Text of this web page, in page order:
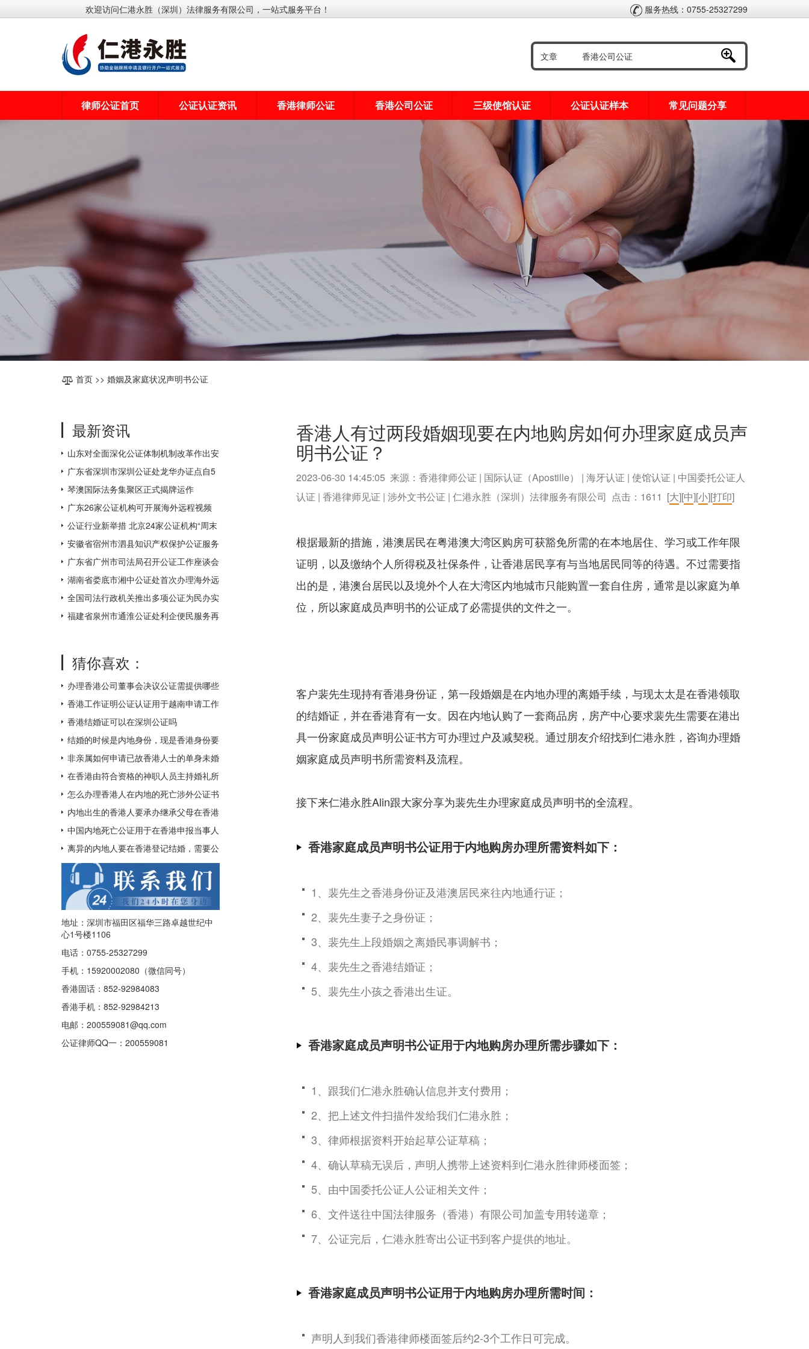
欢迎访问仁港永胜（深圳）法律服务有限公司，一站式服务平台！ 服务热线：0755-25327299
律师公证首页 公证认证资讯 香港律师公证 香港公司公证 三级使馆认证 公证认证样本 常见问题分享
首页 >> 婚姻及家庭状况声明书公证
最新资讯
山东对全面深化公证体制机制改革作出安
排部署
广东省深圳市深圳公证处龙华办证点自5
月31日起对外办公
琴澳国际法务集聚区正式揭牌运作
广东26家公证机构可开展海外远程视频
公证，为全国数量最多
公证行业新举措 北京24家公证机构“周末
不打烊
安徽省宿州市泗县知识产权保护公证服务
中心揭牌成立
广东省广州市司法局召开公证工作座谈会
湖南省娄底市湘中公证处首次办理海外远
程视频公证 让距离不再遥远
全国司法行政机关推出多项公证为民办实
事措施
福建省泉州市通淮公证处利企便民服务再
猜你喜欢：
办理香港公司董事会决议公证需提供哪些
附件？
香港工作证明公证认证用于越南申请工作
签证如何办理？
香港结婚证可以在深圳公证吗
结婚的时候是内地身份，现是香港身份要
如何补领香港结婚证呢？
非亲属如何申请已故香港人士的单身未婚
证明文件呢？
在香港由符合资格的神职人员主持婚礼所
得的结婚证书怎么才能得到内地的认可
呢？
怎么办理香港人在内地的死亡涉外公证书
用于配偶在香港再婚？
内地出生的香港人要承办继承父母在香港
的遗产如何办理中国出生公证及认证呢？
中国内地死亡公证用于在香港申报当事人
已经去世及申请注销其香港身份证
离异的内地人要在香港登记结婚，需要公
证香港离婚绝对判令吗？
地址：深圳市福田区福华三路卓越世纪中
心1号楼1106
电话：0755-25327299
手机：15920002080（微信同号）
香港固话：852-92984083
香港手机：852-92984213
电邮：200559081@qq.com
公证律师QQ一： 200559081
香港人有过两段婚姻现要在内地购房如何办理家庭成员声
明书公证？
2023-06-30 14:45:05 来源：香港律师公证 | 国际认证（Apostille） | 海牙认证 | 使馆认证 | 中国委托公证人
认证 | 香港律师见证 | 涉外文书公证 | 仁港永胜（深圳）法律服务有限公司 点击： 1611 [大][中][小][打印]
根据最新的措施，港澳居民在粤港澳大湾区购房可获豁免所需的在本地居住、学习或工作年限
证明，以及缴纳个人所得税及社保条件，让香港居民享有与当地居民同等的待遇。不过需要指
出的是，港澳台居民以及境外个人在大湾区内地城市只能购置一套自住房，通常是以家庭为单
位，所以家庭成员声明书的公证成了必需提供的文件之一。
客户裴先生现持有香港身份证，第一段婚姻是在内地办理的离婚手续，与现太太是在香港领取
的结婚证，并在香港育有一女。因在内地认购了一套商品房，房产中心要求裴先生需要在港出
具一份家庭成员声明公证书方可办理过户及减契税。通过朋友介绍找到仁港永胜，咨询办理婚
姻家庭成员声明书所需资料及流程。
接下来仁港永胜Alin跟大家分享为裴先生办理家庭成员声明书的全流程。
香港家庭成员声明书公证用于内地购房办理所需资料如下：
1、裴先生之香港身份证及港澳居民來往內地通行证；
2、裴先生妻子之身份证；
3、裴先生上段婚姻之离婚民事调解书；
4、裴先生之香港结婚证；
5、裴先生小孩之香港出生证。
香港家庭成员声明书公证用于内地购房办理所需步骤如下：
1、跟我们仁港永胜确认信息并支付费用；
2、把上述文件扫描件发给我们仁港永胜；
3、律师根据资料开始起草公证草稿；
4、确认草稿无误后，声明人携带上述资料到仁港永胜律师楼面签；
5、由中国委托公证人公证相关文件；
6、文件送往中国法律服务（香港）有限公司加盖专用转递章；
7、公证完后，仁港永胜寄出公证书到客户提供的地址。
香港家庭成员声明书公证用于内地购房办理所需时间：
声明人到我们香港律师楼面签后约2-3个工作日可完成。